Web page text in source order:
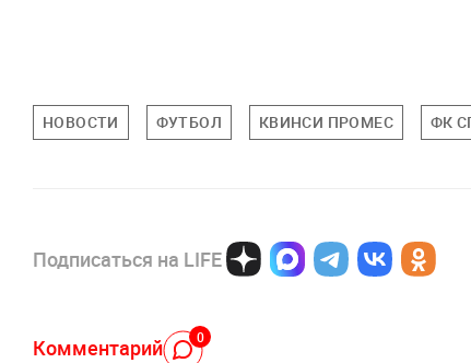
НОВОСТИ ФУТБОЛ КВИНСИ ПРОМЕС ФК
Подписаться на LIFE
Комментарий 0